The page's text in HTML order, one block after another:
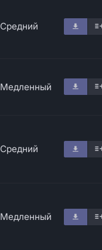
Средний
Медленный
Средний
Медленный